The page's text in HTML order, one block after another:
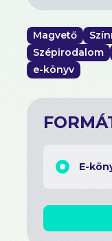
Magvető
Szépirodalom
e-könyv
E-